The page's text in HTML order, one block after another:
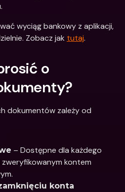
wyciąg bankowy z aplikacji,
Zobacz jak tutaj.
o
dokumentów zależy od
– Dostępne dla każdego
zweryfikowanym kontem
konta